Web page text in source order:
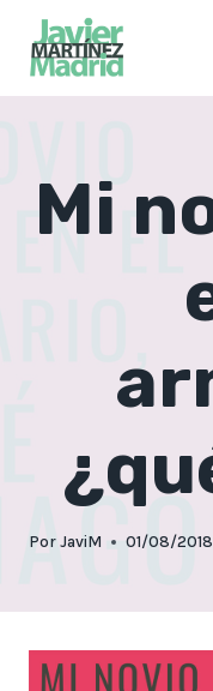
Saltar
Mi
Por JaviM 01/08/2018